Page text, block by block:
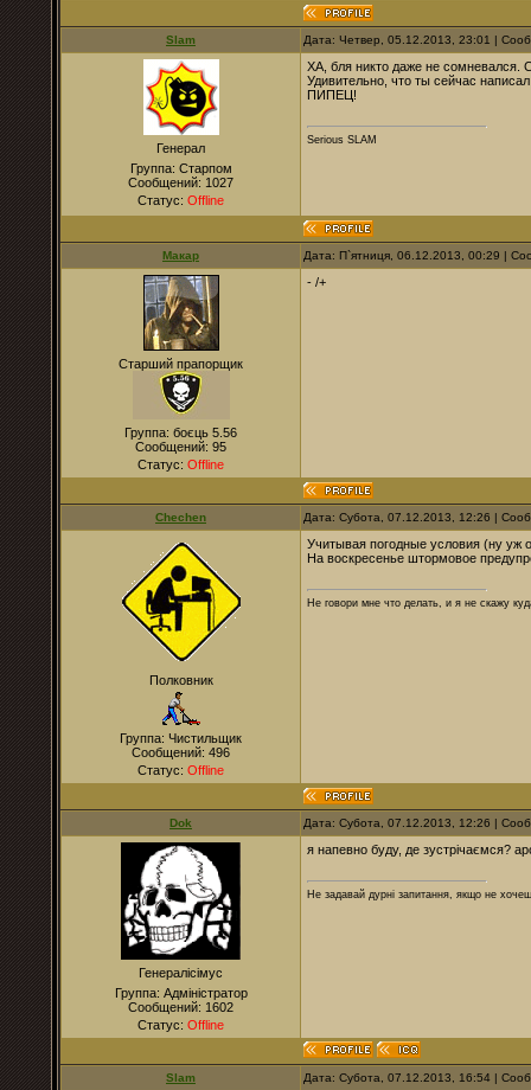
Slam Дата: Четвер, 05.12.2013, 23:01 |
Генерал
Группа: Старпом
Сообщений: 1027
Статус: Offline
ХА, бля никто даже не сомневался.
Удивительно, что ты сейчас
ПИПЕЦ!
Serious SLAM
Макар Дата: П`ятниця, 06.12.2013, 00:29 |
Старший прапорщик
Группа: боєць 5.56
Сообщений: 95
Статус: Offline
- /+
Chechen Дата: Субота, 07.12.2013, 12:26 |
Полковник
Группа: Чистильщик
Сообщений: 496
Статус: Offline
Учитывая погодные условия (ну уж
На воскресенье штормовое
Не говори мне что делать, и я не скажу
Dok Дата: Субота, 07.12.2013, 12:26 |
Генералісімус
Группа: Адміністратор
Сообщений: 1602
Статус: Offline
я напевно буду, де зустрічаємся?
Не задавай дурні запитання, якщо не
Slam Дата: Субота, 07.12.2013, 16:54 |